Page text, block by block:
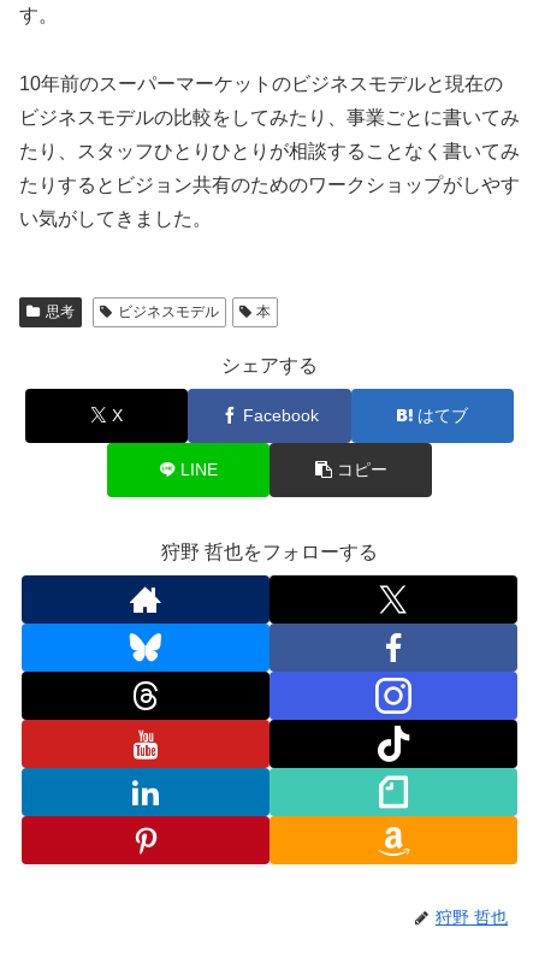
す。
10年前のスーパーマーケットのビジネスモデルと現在の
ビジネスモデルの比較をしてみたり、事業ごとに書いてみ
たり、スタッフひとりひとりが相談することなく書いてみ
たりするとビジョン共有のためのワークショップがしやす
い気がしてきました。
思考 ビジネスモデル 本
シェアする
X Facebook はてブ
LINE コピー
狩野 哲也をフォローする
狩野 哲也